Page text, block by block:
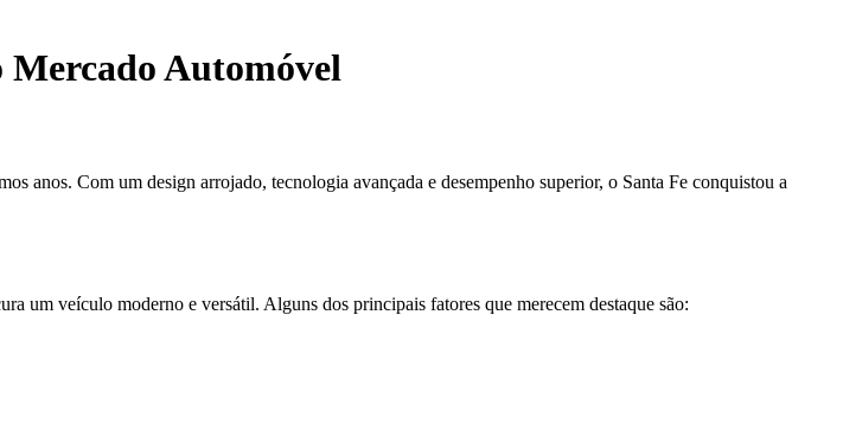
Mercado Automóvel
anos. Com um design arrojado, tecnologia avançada e desempenho superior, o Santa Fe conquistou a
um veículo moderno e versátil. Alguns dos principais fatores que merecem destaque são: